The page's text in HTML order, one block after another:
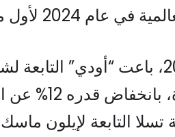
لأول مرة على الإطلاق.
مليون